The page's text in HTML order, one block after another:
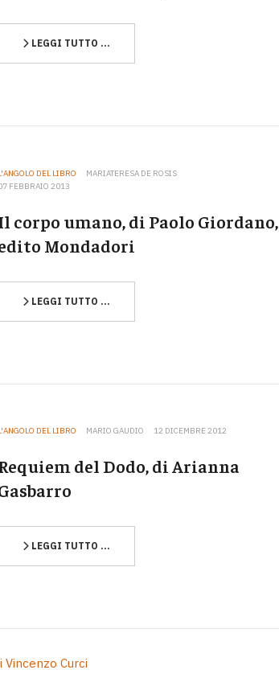
LEGGI TUTTO …
DEL LIBRO
MARIATERESA DE ROSIS
FEBBRAIO 2013
corpo umano, di Paolo Giordano,
Mondadori
LEGGI TUTTO …
DEL LIBRO MARIO GAUDIO 12 DICEMBRE 2012
del Dodo, di Arianna
LEGGI TUTTO …
Vincenzo Curci